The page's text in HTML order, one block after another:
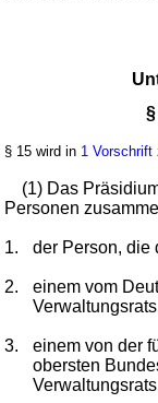
§ 15 wird in 1 Vorschrift
(1) Das
Personen
1. der Person, die
2.
einem vom
3.
einem von der
obersten